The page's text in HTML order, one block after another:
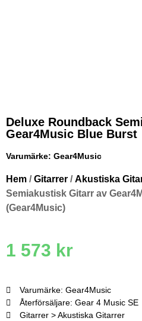
Deluxe Roundback
Gear4Music Blue Burst
Varumärke: Gear4Music
Hem /Gitarrer /Akustiska
Semiakustisk Gitarr av
(Gear4Music)
1 573 kr
Varumärke: Gear4Music
Återförsäljare: Gear 4 Music SE
Gitarrer > Akustiska Gitarrer